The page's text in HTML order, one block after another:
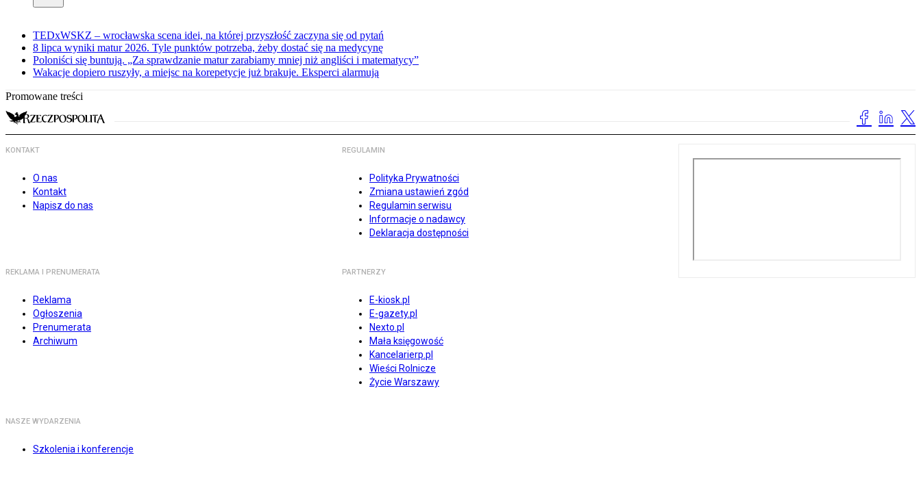
TEDxWSKZ – wrocławska scena idei, na której przyszłość zaczyna się od pytań
8 lipca wyniki matur 2026. Tyle punktów potrzeba, żeby dostać się na medycynę
Poloniści się buntują. „Za sprawdzanie matur zarabiamy mniej niż angliści i matematycy”
Wakacje dopiero ruszyły, a miejsc na korepetycje już brakuje. Eksperci alarmują
Promowane treści
KONTAKT
O nas
Kontakt
Napisz do nas
REGULAMIN
Polityka Prywatności
Zmiana ustawień zgód
Regulamin serwisu
Informacje o nadawcy
Deklaracja dostępności
REKLAMA I PRENUMERATA
Reklama
Ogłoszenia
Prenumerata
Archiwum
PARTNERZY
E-kiosk.pl
E-gazety.pl
Nexto.pl
Mała księgowość
Kancelarierp.pl
Wieści Rolnicze
Życie Warszawy
NASZE WYDARZENIA
Szkolenia i konferencje